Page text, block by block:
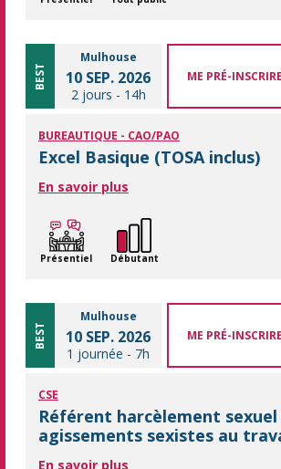
BEST
Mulhouse
10 SEP. 2026
2 jours - 14h
ME PRÉ-INSCRIRE
BUREAUTIQUE - CAO/PAO
Excel Basique (TOSA inclus)
En savoir plus
Présentiel Débutant
BEST
Mulhouse
10 SEP. 2026
1 journée - 7h
ME PRÉ-INSCRIRE
CSE
Référent harcèlement
agissements sexistes au
En savoir plus